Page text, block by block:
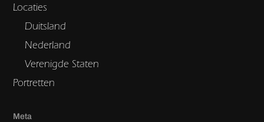
Locaties
Duitsland
Nederland
Verenigde Staten
Portretten
Meta